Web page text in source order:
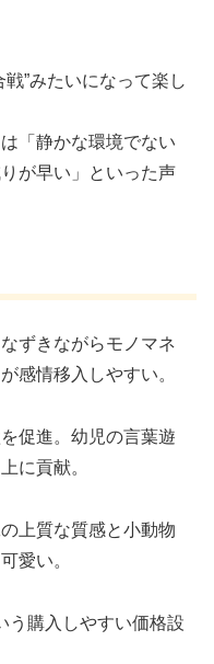
戦”みたいになって楽し
「静かな環境でない
が早い」といった声
なずきながらモノマネ
感情移入しやすい。
促進。幼児の言葉遊
に貢献。
上質な質感と小動物
愛い。
う購入しやすい価格設